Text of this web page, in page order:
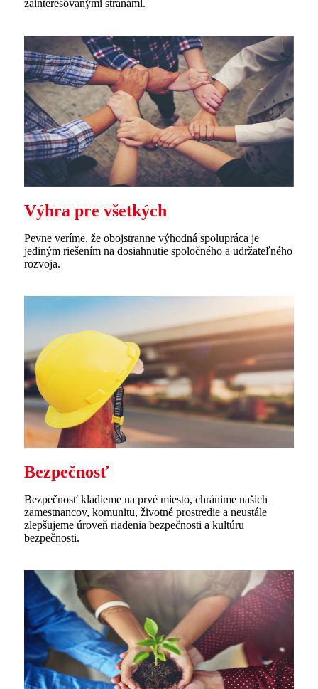
zainteresovanými stranami.
Výhra pre všetkých
Pevne veríme, že obojstranne výhodná spolupráca je
jediným riešením na dosiahnutie spoločného a udržateľného
rozvoja.
Bezpečnosť
Bezpečnosť kladieme na prvé miesto, chránime našich
zamestnancov, komunitu, životné prostredie a neustále
zlepšujeme úroveň riadenia bezpečnosti a kultúru
bezpečnosti.